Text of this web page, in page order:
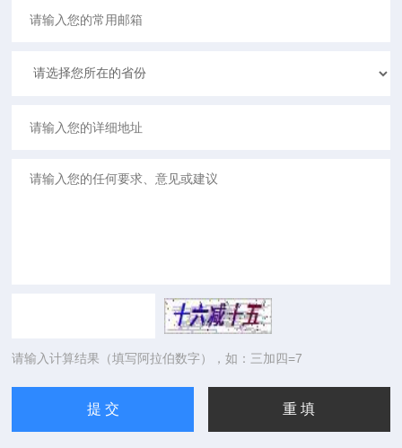
请输入计算结果（填写阿拉伯数字），如：三加四=7